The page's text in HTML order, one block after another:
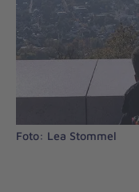
Foto: Lea Stommel